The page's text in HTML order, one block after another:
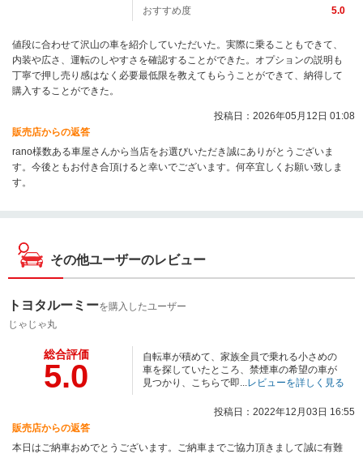
おすすめ度
5.0
値段に合わせて沢山の車を紹介していただいた。実際に乗ることもできて、
内装や広さ、運転のしやすさを確認することができた。オプションの説明も
丁寧で押し売り感はなく必要最低限を教えてもらうことができて、納得して
購入することができた。
投稿日：2026年05月12日 01:08
販売店からの返答
rano様数ある車屋さんから当店をお選びいただき誠にありがとうございま
す。今後ともお付き合頂けると幸いでございます。何卒宜しくお願い致しま
す。
その他ユーザーのレビュー
トヨタルーミーを購入したユーザー
じゃじゃ丸
総合評価
5.0
自転車が積めて、家族全員で乗れる小さめの
車を探していたところ、禁煙車の希望の車が
見つかり、こちらで即... レビューを詳しく見る
投稿日：2022年12月03日 16:55
販売店からの返答
本日はご納車おめでとうございます。ご納車までご協力頂きまして誠に有難